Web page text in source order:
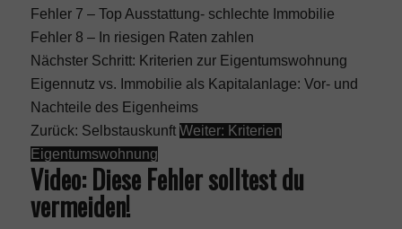
Fehler 7 – Top Ausstattung- schlechte Immobilie
Fehler 8 – In riesigen Raten zahlen
Nächster Schritt: Kriterien zur Eigentumswohnung
Eigennutz vs. Immobilie als Kapitalanlage: Vor- und
Nachteile des Eigenheims
Zurück: Selbstauskunft Weiter: Kriterien
Eigentumswohnung
Video: Diese Fehler solltest du
vermeiden!